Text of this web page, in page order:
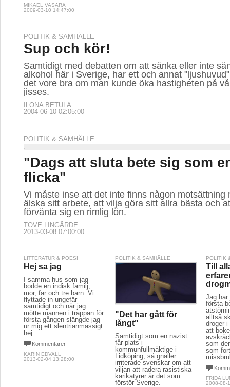
MIKAEL VASARA
2009-03-10 14:47:00
POLITIK & SAMHÄLLE
Sup och kör!
Samtidigt med debatten om att sänka eller inte
alkohol här i Sverige, har ett och annat
det vore bra om man kunde öka hastigheten på
jisses.
ILONA BETULA
2004-06-10 02:05:00
POLITIK & SAMHÄLLE
"Dags att sluta bete sig som
flicka"
Vi måste inse att det inte finns någon motsättning
älska sitt arbete, att vilja göra sitt allra bästa och
förvänta sig en rimlig lön.
TOVE LINGÄRDE
2013-03-08 07:00:00
LITTERATUR & POESI
Hej sa jag
I samma hus som jag
bodde en indisk familj,
mor, far och tre barn. Vi
flyttade in ungefär
samtidigt och när jag
mötte mannen i trappan för
första gången slängde jag
ur mig ett slentrianmässigt
hej.
Kommentarer
KARIN EDVALL
2013-02-04 13:28:00
POLITIK & SAMHÄLLE
"Det har gått för
långt"
Samtidigt som en nazist
får plats i
kommunfullmäktige i
Lidköping, så gnäller
irriterade svenskar om att
viljan att radera rasistiska
karikatyrer är det som
förstör Sverige.
POLITIK
Till
Jag
första
alltså
droger
att
som
som
FRIDA
2008-08-